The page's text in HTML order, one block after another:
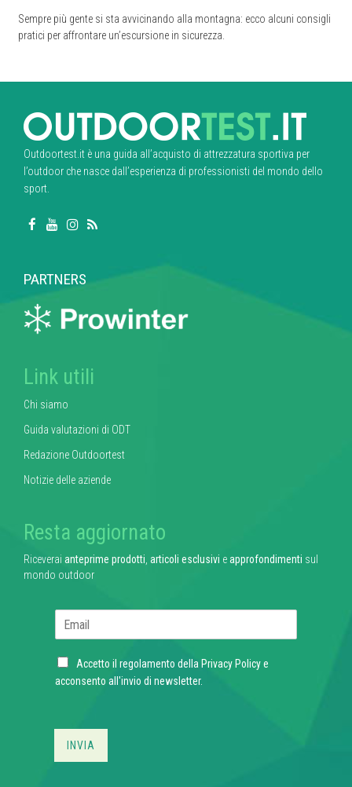
Sempre più gente si sta avvicinando alla montagna: ecco alcuni consigli
pratici per affrontare un’escursione in sicurezza.
Outdoortest.it è una guida all’acquisto di attrezzatura sportiva per
l’outdoor che nasce dall’esperienza di professionisti del mondo dello
sport.
PARTNERS
Link utili
Chi siamo
Guida valutazioni di ODT
Redazione Outdoortest
Notizie delle aziende
Resta aggiornato
Riceverai anteprime prodotti articoli esclusivi eapprofondimenti sul
mondo outdoor
l
C
h
Accetto il regolamento della Privacy Policye
acconsento all'invio di newsletter.
INVIA